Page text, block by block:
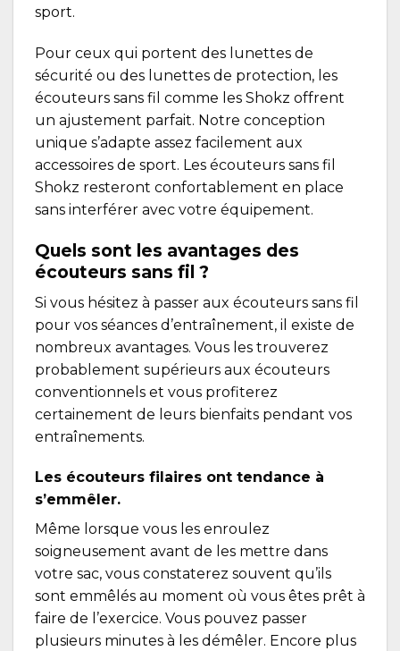
sport.
Pour ceux qui portent des lunettes de
sécurité ou des lunettes de protection, les
écouteurs sans fil comme les Shokz offrent
un ajustement parfait. Notre conception
unique s’adapte assez facilement aux
accessoires de sport. Les écouteurs sans fil
Shokz resteront confortablement en place
sans interférer avec votre équipement.
Quels sont les avantages des
écouteurs sans fil ?
Si vous hésitez à passer aux écouteurs sans fil
pour vos séances d’entraînement, il existe de
nombreux avantages. Vous les trouverez
probablement supérieurs aux écouteurs
conventionnels et vous profiterez
certainement de leurs bienfaits pendant vos
entraînements.
Les écouteurs filaires ont tendance à
s’emmêler.
Même lorsque vous les enroulez
soigneusement avant de les mettre dans
votre sac, vous constaterez souvent qu’ils
sont emmêlés au moment où vous êtes prêt à
faire de l’exercice. Vous pouvez passer
plusieurs minutes à les démêler. Encore plus